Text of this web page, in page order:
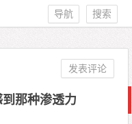
搜索
导航
那种渗透力
发表评论